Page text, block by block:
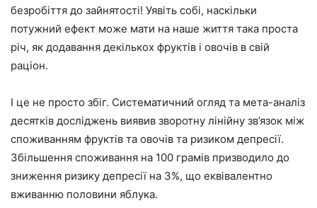
безробіття до зайнятості! Уявіть собі, наскільки
потужний ефект може мати на наше життя така проста
річ, як додавання декількох фруктів і овочів в свій
раціон.
І це не просто збіг. Систематичний огляд та мета-аналіз
десятків досліджень виявив зворотну лінійну зв’язок між
споживанням фруктів та овочів та ризиком депресії.
Збільшення споживання на 100 грамів призводило до
зниження ризику депресії на 3%, що еквівалентно
вживанню половини яблука.